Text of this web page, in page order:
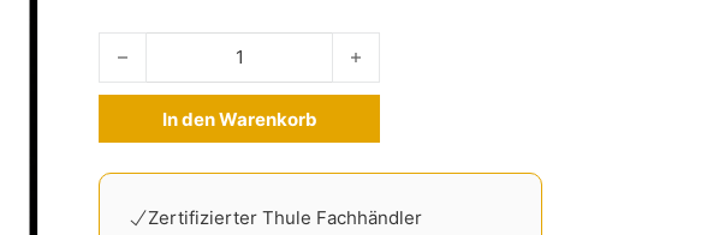
Thule Wingbar Edge Citroen DS7 Crossback ab 2018- Menge
In den Warenkorb
Zertifizierter Thule Fachhändler